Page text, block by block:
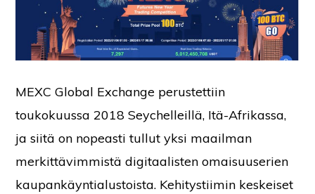
MEXC Global Exchange perustettiin
toukokuussa 2018 Seychelleillä, Itä-Afrikassa,
ja siitä on nopeasti tullut yksi maailman
merkittävimmistä digitaalisten omaisuuserien
kaupankäyntialustoista. Kehitystiimin keskeiset